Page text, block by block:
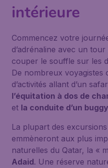
intérieure
Commencez votre
d’adrénaline avec un
couper le souffle sur les
De nombreux voyagistes
d’activités allant d’un
l’équitation à dos de
et la conduite d’un
La plupart des
emmèneront aux plus
naturelles du Qatar, la «
Adaid. Une réserve